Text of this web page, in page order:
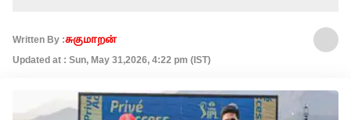
Written By :சுகுமாறன்
Updated at : Sun, May 31,2026, 4:22 pm (IST)